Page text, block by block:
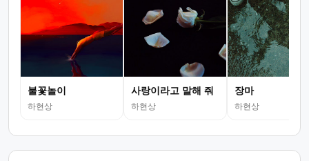
불꽃놀이
하현상
사랑이라고 말해 줘
하현상
장마
하현상